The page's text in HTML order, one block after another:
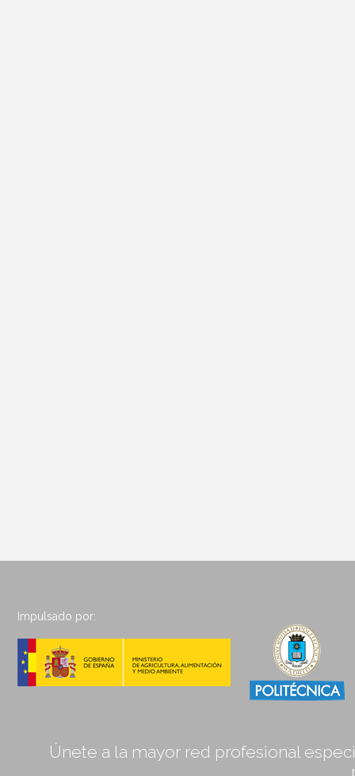
Impulsado por:
Únete a la mayor red profesional